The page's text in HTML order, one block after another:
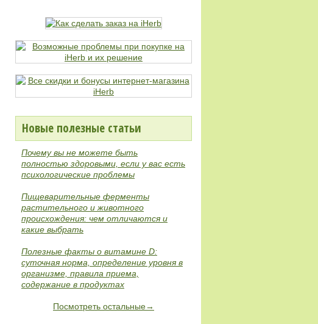
Новые полезные статьи
Почему вы не можете быть
полностью здоровыми, если у вас есть
психологические проблемы
Пищеварительные ферменты
растительного и животного
происхождения: чем отличаются и
какие выбрать
Полезные факты о витамине D:
суточная норма, определение уровня в
организме, правила приема,
содержание в продуктах
Посмотреть остальные→